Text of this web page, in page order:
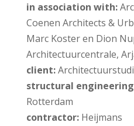
in association with:
Coenen Architects &
Marc Koster en Dion
Architectuurcentrale,
client:
structural
Rotterdam
contractor:Heijmans